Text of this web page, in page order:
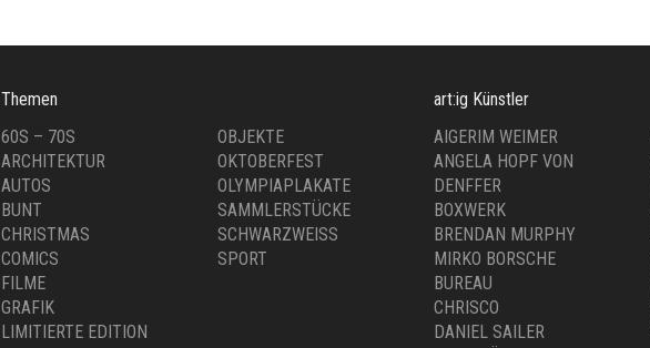
Themen
60S – 70S
ARCHITEKTUR
AUTOS
BUNT
CHRISTMAS
COMICS
FILME
GRAFIK
LIMITIERTE EDITION
OBJEKTE
OKTOBERFEST
OLYMPIAPLAKATE
SAMMLERSTÜCKE
SCHWARZWEISS
SPORT
art:ig Künstler
AIGERIM WEIMER
ANGELA HOPF VON
DENFFER
BOXWERK
BRENDAN MURPHY
MIRKO BORSCHE
BUREAU
CHRISCO
DANIEL SAILER